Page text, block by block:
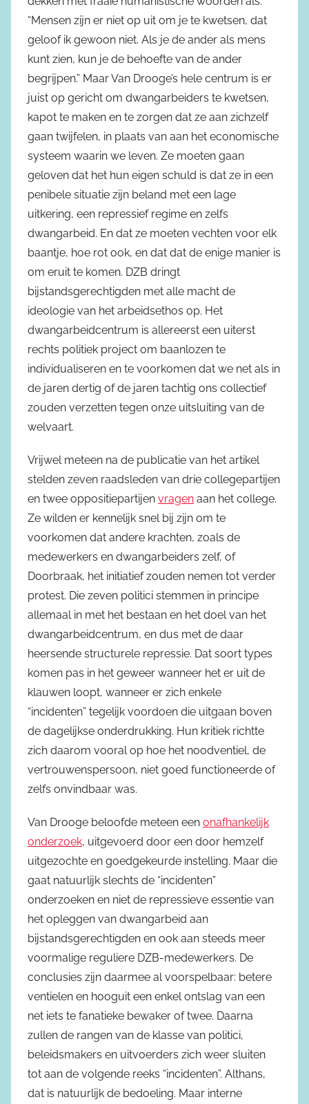
“Mensen zijn er niet op uit om je te kwetsen, dat
geloof ik gewoon niet. Als je de ander als mens
kunt zien, kun je de behoefte van de ander
begrijpen.” Maar Van Drooge’s hele centrum is er
juist op gericht om dwangarbeiders te kwetsen,
kapot te maken en te zorgen dat ze aan zichzelf
gaan twijfelen, in plaats van aan het economische
systeem waarin we leven. Ze moeten gaan
geloven dat het hun eigen schuld is dat ze in een
penibele situatie zijn beland met een lage
uitkering, een repressief regime en zelfs
dwangarbeid. En dat ze moeten vechten voor elk
baantje, hoe rot ook, en dat dat de enige manier is
om eruit te komen. DZB dringt
bijstandsgerechtigden met alle macht de
ideologie van het arbeidsethos op. Het
dwangarbeidcentrum is allereerst een uiterst
rechts politiek project om baanlozen te
individualiseren en te voorkomen dat we net als in
de jaren dertig of de jaren tachtig ons collectief
zouden verzetten tegen onze uitsluiting van de
welvaart.
Vrijwel meteen na de publicatie van het artikel
stelden zeven raadsleden van drie collegepartijen
en twee oppositiepartijen vragen aan het college.
Ze wilden er kennelijk snel bij zijn om te
voorkomen dat andere krachten, zoals de
medewerkers en dwangarbeiders zelf, of
Doorbraak, het initiatief zouden nemen tot verder
protest. Die zeven politici stemmen in principe
allemaal in met het bestaan en het doel van het
dwangarbeidcentrum, en dus met de daar
heersende structurele repressie. Dat soort types
komen pas in het geweer wanneer het er uit de
klauwen loopt, wanneer er zich enkele
“incidenten” tegelijk voordoen die uitgaan boven
de dagelijkse onderdrukking. Hun kritiek richtte
zich daarom vooral op hoe het noodventiel, de
vertrouwenspersoon, niet goed functioneerde of
zelfs onvindbaar was.
Van Drooge beloofde meteen een onafhankelijk
onderzoek, uitgevoerd door een door hemzelf
uitgezochte en goedgekeurde instelling. Maar die
gaat natuurlijk slechts de “incidenten”
onderzoeken en niet de repressieve essentie van
het opleggen van dwangarbeid aan
bijstandsgerechtigden en ook aan steeds meer
voormalige reguliere DZB-medewerkers. De
conclusies zijn daarmee al voorspelbaar: betere
ventielen en hooguit een enkel ontslag van een
net iets te fanatieke bewaker of twee. Daarna
zullen de rangen van de klasse van politici,
beleidsmakers en uitvoerders zich weer sluiten
tot aan de volgende reeks “incidenten”. Althans,
dat is natuurlijk de bedoeling. Maar interne